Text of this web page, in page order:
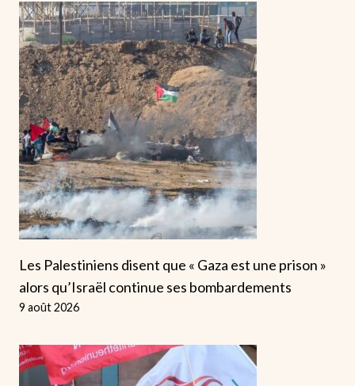
Les Palestiniens disent que « Gaza est une prison »
alors qu’Israël continue ses bombardements
9 août 2026